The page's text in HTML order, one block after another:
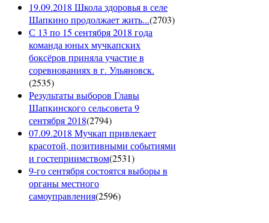
19.09.2018 Школа здоровья в селе
Шапкино продолжает жить...(2703)
С 13 по 15 сентября 2018 года
команда юных мучкапских
боксёров приняла участие в
соревнованиях в г. Ульяновск.
(2535)
Результаты выборов Главы
Шапкинского сельсовета 9
сентября 2018(2794)
07.09.2018 Мучкап привлекает
красотой, позитивными событиями
и гостеприимством(2531)
9-го сентября состоятся выборы в
органы местного
самоуправления(2596)